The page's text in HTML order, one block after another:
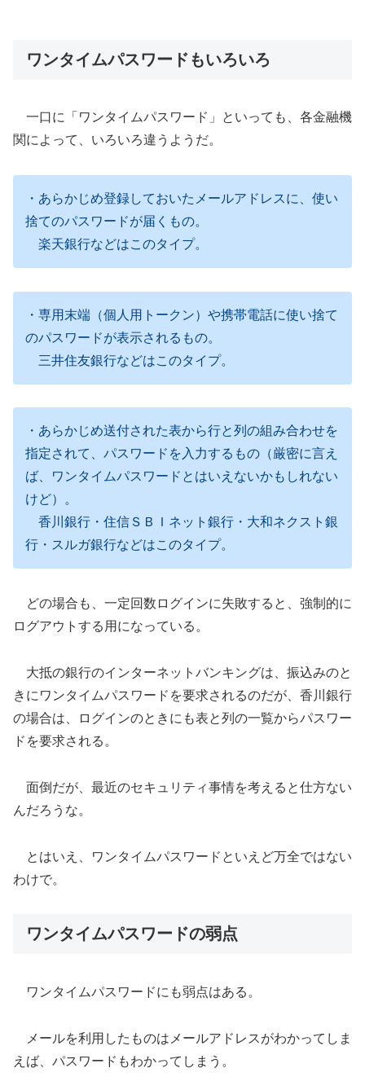
ワンタイムパスワードもいろいろ
一口に「ワンタイムパスワード」といっても、各金融機
関によって、いろいろ違うようだ。
・あらかじめ登録しておいたメールアドレスに、使い
捨てのパスワードが届くもの。
楽天銀行などはこのタイプ。
・専用末端（個人用トークン）や携帯電話に使い捨て
のパスワードが表示されるもの。
三井住友銀行などはこのタイプ。
・あらかじめ送付された表から行と列の組み合わせを
指定されて、パスワードを入力するもの（厳密に言え
ば、ワンタイムパスワードとはいえないかもしれない
けど）。
香川銀行・住信ＳＢＩネット銀行・大和ネクスト銀
行・スルガ銀行などはこのタイプ。
どの場合も、一定回数ログインに失敗すると、強制的に
ログアウトする用になっている。
大抵の銀行のインターネットバンキングは、振込みのと
きにワンタイムパスワードを要求されるのだが、香川銀行
の場合は、ログインのときにも表と列の一覧からパスワー
ドを要求される。
面倒だが、最近のセキュリティ事情を考えると仕方ない
んだろうな。
とはいえ、ワンタイムパスワードといえど万全ではない
わけで。
ワンタイムパスワードの弱点
ワンタイムパスワードにも弱点はある。
メールを利用したものはメールアドレスがわかってしま
えば、パスワードもわかってしまう。